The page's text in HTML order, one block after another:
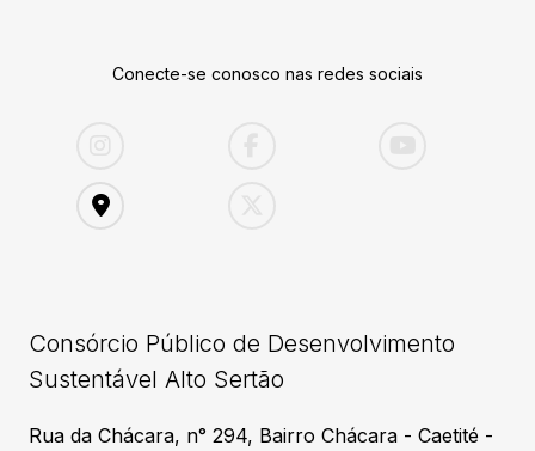
Conecte-se conosco nas redes sociais
Consórcio Público de Desenvolvimento
Sustentável Alto Sertão
Rua da Chácara, n° 294, Bairro Chácara - Caetité -